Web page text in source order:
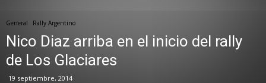
General Rally Argentino
Nico Diaz arriba en el inicio del rally
de Los Glaciares
19 septiembre, 2014